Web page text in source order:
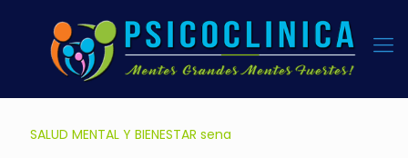
SALUD MENTAL Y BIENESTAR sena